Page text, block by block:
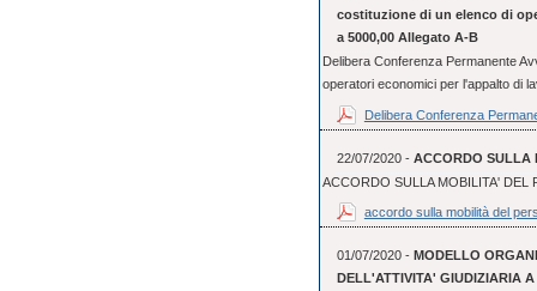
costituzione di un elenco di
a 5000,00 Allegato A-B
Delibera Conferenza Permanente
operatori economici per l'appalto di
Delibera Conferenza
22/07/2020 - ACCORDO SULLA
ACCORDO SULLA MOBILITA' DEL
accordo sulla mobilità del
01/07/2020 - MODELLO
DELL'ATTIVITA' GIUDIZIARIA